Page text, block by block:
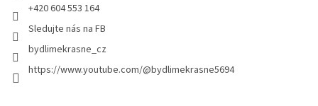
+420 604 553 164
Sledujte nás na FB
bydlimekrasne_cz
https://www.youtube.com/@bydlimekrasne5694